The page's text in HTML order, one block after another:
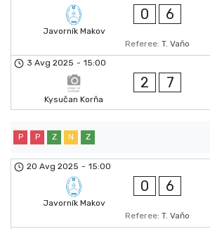
Javorník Makov
0 6
Referee: T. Vaňo
3 Avg 2025 - 15:00
Kysučan Korňa
2 7
P P Z N Z
20 Avg 2025 - 15:00
Javorník Makov
0 6
Referee: T. Vaňo